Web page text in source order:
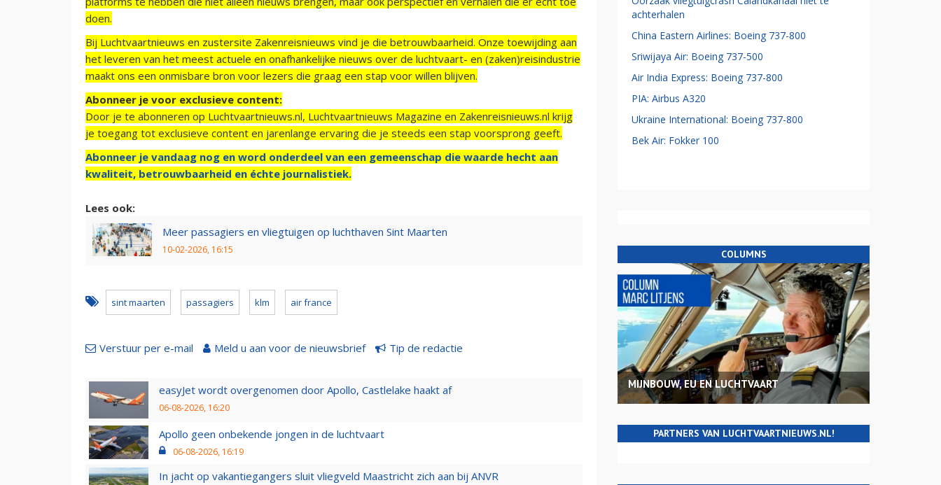
doen.
Bij Luchtvaartnieuws en zustersite Zakenreisnieuws vind je die betrouwbaarheid. Onze toewijding aan
het leveren van het meest actuele en onafhankelijke nieuws over de luchtvaart- en (zaken)reisindustrie
maakt ons een onmisbare bron voor lezers die graag een stap voor willen blijven.
Abonneer je voor exclusieve content:
Door je te abonneren op Luchtvaartnieuws.nl, Luchtvaartnieuws Magazine en Zakenreisnieuws.nl krijg
je toegang tot exclusieve content en jarenlange ervaring die je steeds een stap voorsprong geeft.
Abonneer je vandaag nog en word onderdeel van een gemeenschap die waarde hecht aan
kwaliteit, betrouwbaarheid en échte journalistiek.
Lees ook:
Meer passagiers en vliegtuigen op luchthaven Sint Maarten
10-02-2026, 16:15
sint maarten passagiers klm air france
Verstuur per e-mail Meld u aan voor de nieuwsbrief Tip de redactie
easyJet wordt overgenomen door Apollo, Castlelake haakt af
06-08-2026, 16:20
Apollo geen onbekende jongen in de luchtvaart
06-08-2026, 16:19
In jacht op vakantiegangers sluit vliegveld Maastricht zich aan bij ANVR
achterhalen
China Eastern Airlines: Boeing 737-800
Sriwijaya Air: Boeing 737-500
Air India Express: Boeing 737-800
PIA: Airbus A320
Ukraine International: Boeing 737-800
Bek Air: Fokker 100
COLUMNS
MIJNBOUW, EU EN LUCHTVAART
PARTNERS VAN LUCHTVAARTNIEUWS.NL!